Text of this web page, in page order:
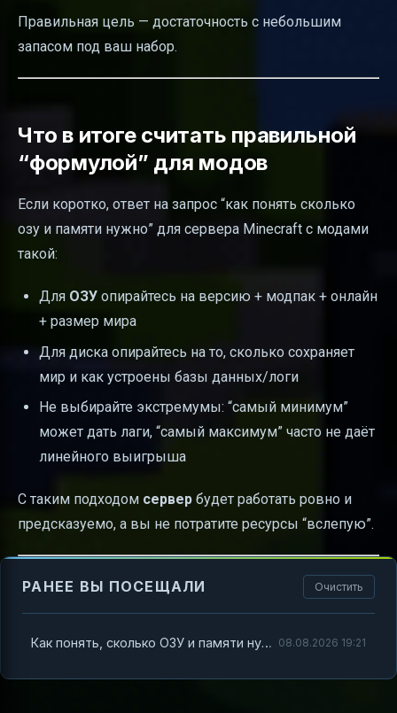
Правильная цель — достаточность с небольшим
запасом под ваш набор.
Что в итоге считать правильной
“формулой” для модов
Если коротко, ответ на запрос “как понять сколько
озу и памяти нужно” для сервера Minecraft с модами
такой:
Для ОЗУ опирайтесь на версию + модпак + онлайн
+ размер мира
Для диска опирайтесь на то, сколько сохраняет
мир и как устроены базы данных/логи
Не выбирайте экстремумы: “самый минимум”
может дать лаги, “самый максимум” часто не даёт
линейного выигрыша
С таким подходом сервер будет работать ровно и
предсказуемо, а вы не потратите ресурсы “вслепую”.
РАНЕЕ ВЫ ПОСЕЩАЛИ Очистить
Как понять, сколько ОЗУ и памяти нужно для сервера с модом Minecraft 08.08.2026 19:21